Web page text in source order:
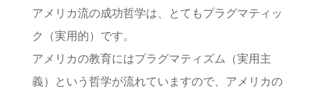
アメリカ流の成功哲学は、とてもプラグマティッ
ク（実用的）です。
アメリカの教育にはプラグマティズム（実用主
義）という哲学が流れていますので、アメリカの